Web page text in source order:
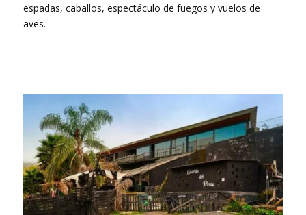
espadas, caballos, espectáculo de fuegos y vuelos de
aves.